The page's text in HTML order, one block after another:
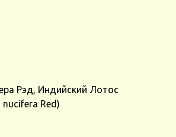
Рэд, Индийский Лотос
Red)